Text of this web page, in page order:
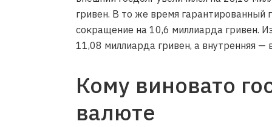
гривен. В то же время
сокращение на 10,6 миллиарда гривен.
11,08 миллиарда гривен, а внутренняя —
Кому виновато
валюте